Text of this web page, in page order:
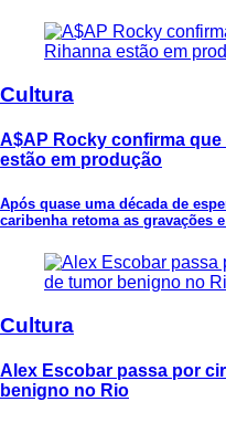
Cultura
A$AP Rocky confirma
estão em produção
Após quase uma década de
caribenha retoma as gravações
Cultura
Alex Escobar passa por
benigno no Rio